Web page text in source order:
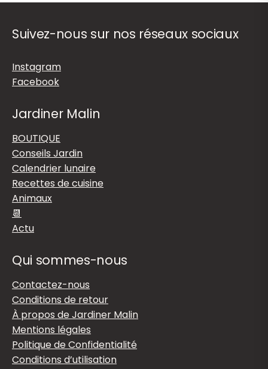
Suivez-nous sur nos réseaux sociaux
Instagram
Facebook
Jardiner Malin
BOUTIQUE
Conseils Jardin
Calendrier lunaire
Recettes de cuisine
Animaux
📆
Actu
Qui sommes-nous
Contactez-nous
Conditions de retour
À propos de Jardiner Malin
Mentions légales
Politique de Confidentialité
Conditions d’utilisation